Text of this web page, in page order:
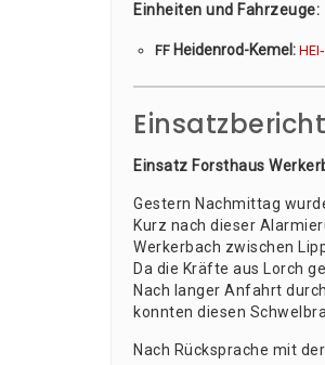
Ein­hei­ten und Fahr­zeu­ge:
FF Hei­den­rod-Kemel: HEI
Ein­satz Forst­haus
Ges­tern Nach­mit­tag
Kurz nach die­ser
Werk­erbach zwi­schen
Da die Kräf­te aus Lorch
Nach lan­ger Anfahrt
konn­ten die­sen
Nach Rück­spra­che mit